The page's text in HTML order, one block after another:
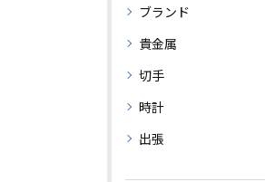
ブランド
貴金属
切手
時計
出張